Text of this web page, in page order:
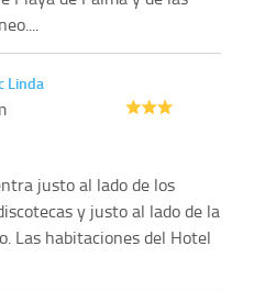
Linda
justo al lado de los
y justo al lado de la
Las habitaciones del Hotel